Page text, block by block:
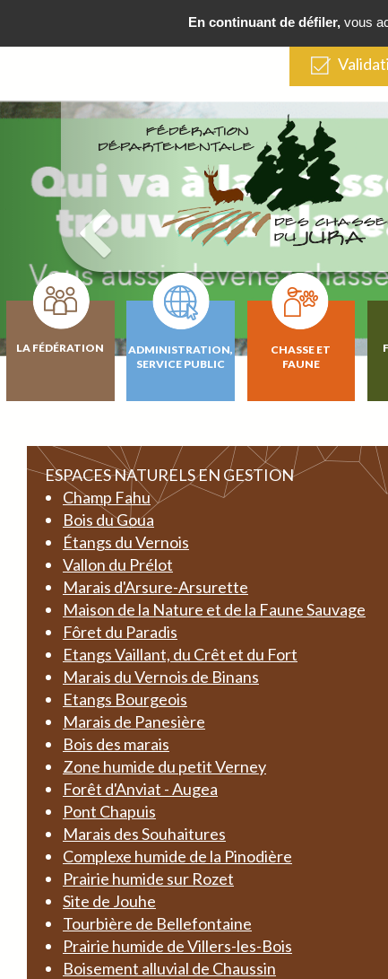
LA FÉDÉRATION
ADMINISTRATION,
SERVICE PUBLIC
CHASSE ET
FAUNE
ESPACES NATURELS EN GESTION
Champ Fahu
Bois du Goua
Étangs du Vernois
Vallon du Prélot
Marais d'Arsure-Arsurette
Maison de la Nature et de la Faune Sauvage
Fôret du Paradis
Etangs Vaillant, du Crêt et du Fort
Marais du Vernois de Binans
Etangs Bourgeois
Marais de Panesière
Bois des marais
Zone humide du petit Verney
Forêt d'Anviat - Augea
Pont Chapuis
Marais des Souhaitures
Complexe humide de la Pinodière
Prairie humide sur Rozet
Site de Jouhe
Tourbière de Bellefontaine
Prairie humide de Villers-les-Bois
Boisement alluvial de Chaussin
En continuant de défiler,vous